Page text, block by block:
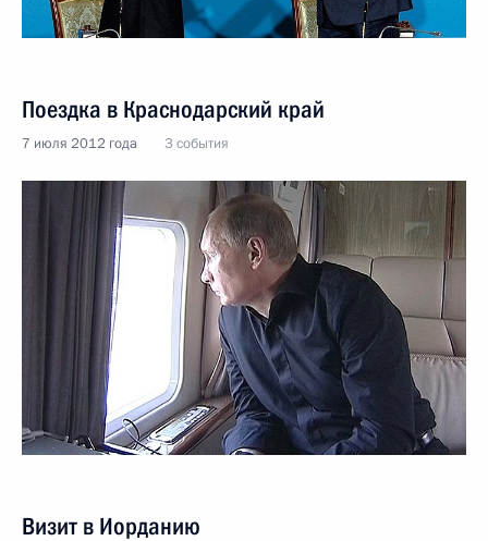
Поездка в Краснодарский край
7 июля 2012 года 3 события
Визит в Иорданию